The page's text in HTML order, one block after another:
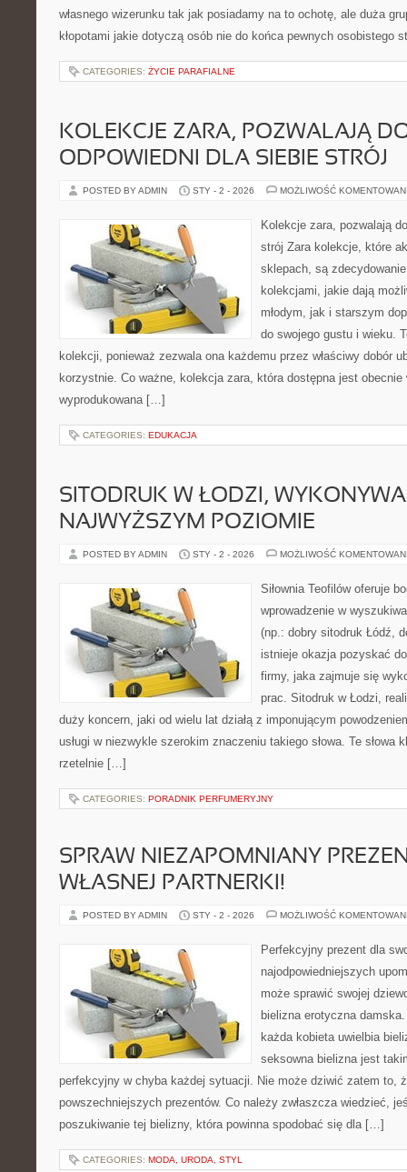
własnego wizerunku tak jak posiadamy na to ochotę, ale duża
kłopotami jakie dotyczą osób nie do końca pewnych osobistego
CATEGORIES: ŻYCIE PARAFIALNE
KOLEKCJE ZARA, POZWALAJĄ
ODPOWIEDNI DLA SIEBIE STRÓJ
POSTED BY ADMIN STY - 2 - 2026 MOŻLIWOŚĆ
Kolekcje zara, pozwalają
strój Zara kolekcje, które
sklepach, są
kolekcjami, jakie dają
młodym, jak i starszym
do swojego gustu i wieku.
kolekcji, ponieważ zezwala ona każdemu przez właściwy dobór
korzystnie. Co ważne, kolekcja zara, która dostępna jest
wyprodukowana […]
CATEGORIES: EDUKACJA
SITODRUK W ŁODZI,
NAJWYŻSZYM POZIOMIE
POSTED BY ADMIN STY - 2 - 2026 MOŻLIWOŚĆ
Siłownia Teofilów oferuje
wprowadzenie w
(np.: dobry sitodruk Łódź,
istnieje okazja pozyskać
firmy, jaka zajmuje się
prac. Sitodruk w Łodzi,
duży koncern, jaki od wielu lat działą z imponującym
usługi w niezwykle szerokim znaczeniu takiego słowa. Te słowa
rzetelnie […]
CATEGORIES: PORADNIK PERFUMERYJNY
SPRAW NIEZAPOMNIANY
WŁASNEJ PARTNERKI!
POSTED BY ADMIN STY - 2 - 2026 MOŻLIWOŚĆ
Perfekcyjny prezent dla
najodpowiedniejszych
może sprawić swojej
bielizna erotyczna
każda kobieta uwielbia
seksowna bielizna jest
perfekcyjny w chyba każdej sytuacji. Nie może dziwić zatem to,
powszechniejszych prezentów. Co należy zwłaszcza wiedzieć,
poszukiwanie tej bielizny, która powinna spodobać się dla […]
CATEGORIES: MODA, URODA, STYL